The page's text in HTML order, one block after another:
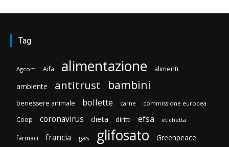
Tag
Agcom Aifa alimentazione alimenti
ambiente antitrust bambini
benessere animale bollette carne commissione europea
Coop coronavirus dieta diritti efsa etichetta
farmaci francia gas glifosato Greenpeace